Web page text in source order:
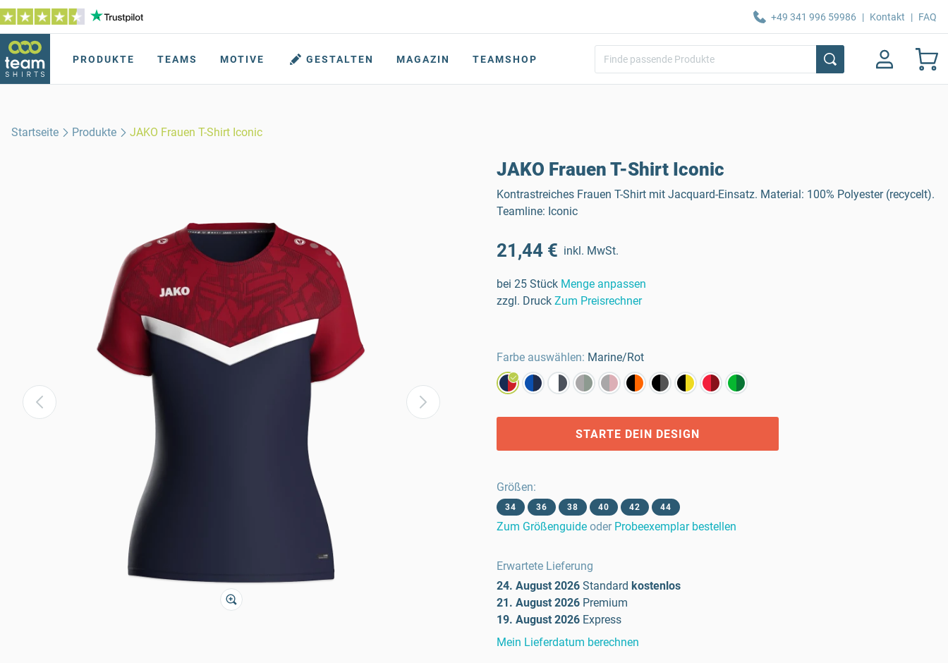
+49 341 996 59986 | Kontakt | FAQ
PRODUKTE TEAMS MOTIVE GESTALTEN MAGAZIN TEAMSHOP
Startseite Produkte JAKO Frauen T-Shirt Iconic
JAKO Frauen T-Shirt Iconic
Kontrastreiches Frauen T-Shirt mit Jacquard-Einsatz. Material: 100% Polyester (recycelt).
Teamline: Iconic
21,44 € inkl. MwSt.
bei 25 Stück Menge anpassen
zzgl. Druck Zum Preisrechner
Farbe auswählen: Marine/Rot
STARTE DEIN DESIGN
Größen:
34 36 38 40 42 44
Zum Größenguide oder Probeexemplar bestellen
Erwartete Lieferung
24. August 2026 Standard kostenlos
21. August 2026 Premium
19. August 2026 Express
Mein Lieferdatum berechnen